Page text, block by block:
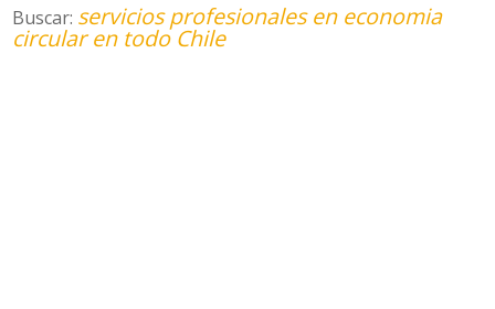
Buscar: servicios profesionales en economia
circular en todo Chile